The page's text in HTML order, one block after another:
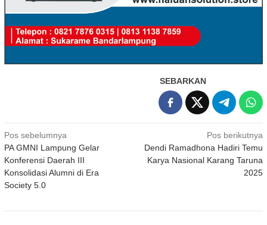
SEBARKAN
Navigasi
pos
Pos sebelumnya
PA GMNI Lampung Gelar
Konferensi Daerah III
Konsolidasi Alumni di Era
Society 5.0
Pos berikutnya
Dendi Ramadhona Hadiri Temu
Karya Nasional Karang Taruna
2025